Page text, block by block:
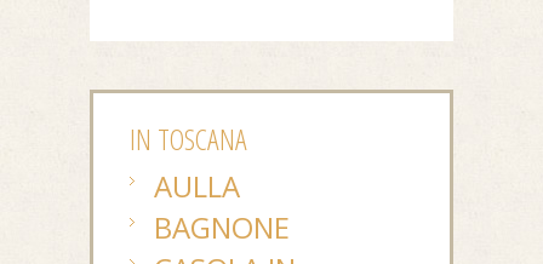
IN TOSCANA
AULLA
BAGNONE